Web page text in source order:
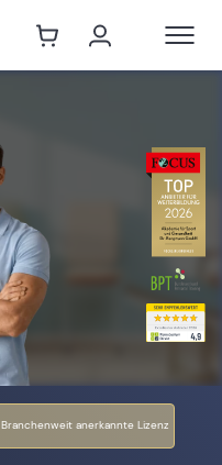
Branchenweit anerkannte Lizenz